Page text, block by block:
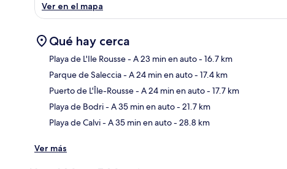
Ver en el mapa
Qué hay cerca
Playa de L'Ile Rousse- A 23 min en auto- 16.7 km
Parque de Saleccia- A 24 min en auto- 17.4 km
Puerto de L'Île-Rousse- A 24 min en auto- 17.7 km
Playa de Bodri- A 35 min en auto- 21.7 km
Playa de Calvi- A 35 min en auto- 28.8 km
Ver más